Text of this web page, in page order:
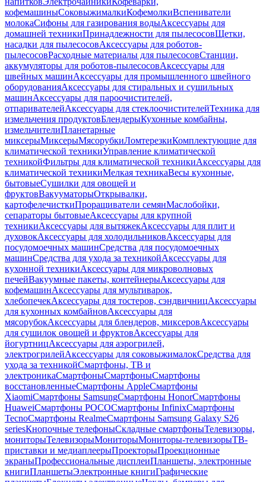
кофемашиныСоковыжималкиКофемолкиВспениватели
молокаСифоны для газирования водыАксессуары для
домашней техникиПринадлежности для пылесосовЩетки,
насадки для пылесосовАксессуары для роботов-
пылесосовРасходные материалы для пылесосовСтанции,
аккумуляторы для роботов-пылесосовАксессуары для
швейных машинАксессуары для промышленного швейного
оборудованияАксессуары для стиральных и сушильных
машинАксессуары для пароочистителей,
отпаривателейАксессуары для стеклоочистителейТехника для
измельчения продуктовБлендерыКухонные комбайны,
измельчителиПланетарные
миксерыМиксерыМясорубкиЛомтерезкиКомплектующие для
климатической техникиУправление климатической
техникойФильтры для климатической техникиАксессуары для
климатической техникиМелкая техникаВесы кухонные,
бытовыеСушилки для овощей и
фруктовВакууматорыОткрывалки,
картофелечисткиПроращиватели семянМаслобойки,
сепараторы бытовыеАксессуары для крупной
техникиАксессуары для вытяжекАксессуары для плит и
духовокАксессуары для холодильниковАксессуары для
посудомоечных машинСредства для посудомоечных
машинСредства для ухода за техникойАксессуары для
кухонной техникиАксессуары для микроволновых
печейВакуумные пакеты, контейнерыАксессуары для
кофемашинАксессуары для мультиварок,
хлебопечекАксессуары для тостеров, сэндвичницАксессуары
для кухонных комбайновАксессуары для
мясорубокАксессуары для блендеров, миксеровАксессуары
для сушилок овощей и фруктовАксессуары для
йогуртницАксессуары для аэрогрилей,
электрогрилейАксессуары для соковыжималокСредства для
ухода за техникойСмартфоны, ТВ и
электроникаСмартфоныСмартфоныСмартфоны
восстановленныеСмартфоны AppleСмартфоны
XiaomiСмартфоны SamsungСмартфоны HonorСмартфоны
HuaweiСмартфоны POCOСмартфоны InfinixСмартфоны
TecnoСмартфоны RealmeСмартфоны Samsung Galaxy S26
seriesКнопочные телефоныСкладные смартфоныТелевизоры,
мониторыТелевизорыМониторыМониторы-телевизорыТВ-
приставки и медиаплеерыПроекторыПроекционные
экраныПрофессиональные дисплеиПланшеты, электронные
книгиПланшетыЭлектронные книгиГрафические